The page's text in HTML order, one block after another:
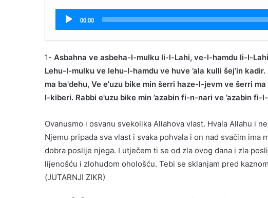
Audio
Player
00:00
1- Asbahna ve asbeha-l-mulku li-l-Lahi, ve-l-hamdu li-l-
Lehu-l-mulku ve lehu-l-hamdu ve huve ’ala kulli šej’in
ma ba'dehu, Ve e'uzu bike min šerri haze-l-jevm ve šerri
l-kiberi. Rabbi e'uzu bike min ’azabin fi-n-nari ve ’azabin fi-
Ovanusmo i osvanu svekolika Allahova vlast. Hvala Allahu i
Njemu pripada sva vlast i svaka pohvala i on nad svačim ima
dobra poslije njega. I utječem ti se od zla ovog dana i zla
lijenošću i zlohudom ohološću. Tebi se sklanjam pred
(JUTARNJI ZIKR)